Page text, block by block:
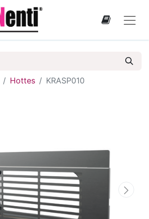
Hottes KRASP010